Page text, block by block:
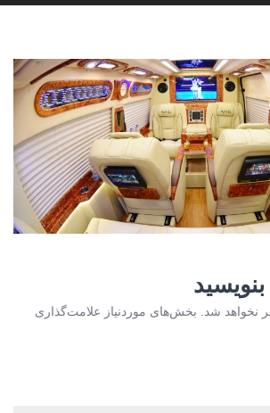
نخواهد شد.
بخش‌های موردنیاز علامت‌گذاری